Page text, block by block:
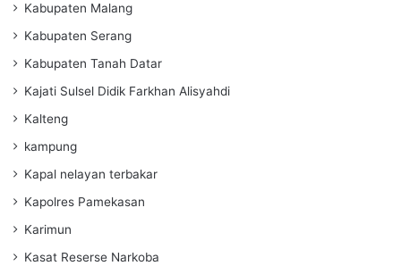
Kabupaten Malang
Kabupaten Serang
Kabupaten Tanah Datar
Kajati Sulsel Didik Farkhan Alisyahdi
Kalteng
kampung
Kapal nelayan terbakar
Kapolres Pamekasan
Karimun
Kasat Reserse Narkoba